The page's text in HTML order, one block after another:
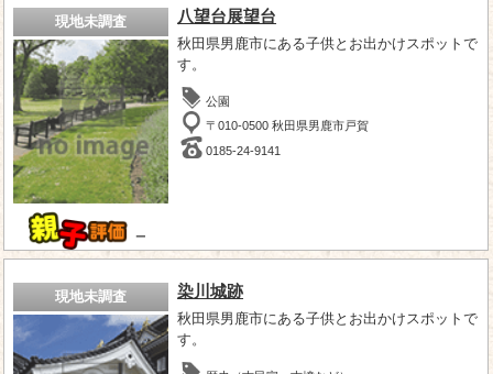
現地未調査
－
八望台展望台
秋田県男鹿市にある子供とお出かけスポットで
す。
公園
〒010-0500 秋田県男鹿市戸賀
0185-24-9141
現地未調査 染川城跡
秋田県男鹿市にある子供とお出かけスポットで
す。